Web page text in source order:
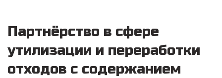
Партнёрство в сфере
утилизации и переработки
отходов с содержанием